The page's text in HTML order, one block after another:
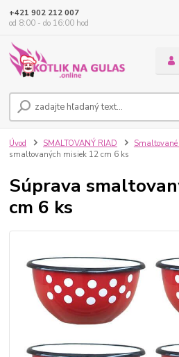
+421 902 212 007
od 8:00 - do 16:00 hod
Úvod SMALTOVANÝ RIAD
smaltovaných misiek 12 cm 6 ks
Súprava
cm 6 ks